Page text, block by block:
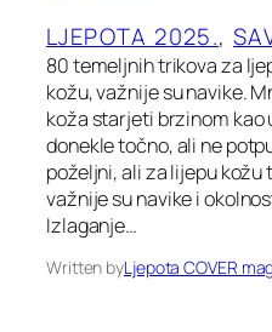
LJEPOTA 2025.,
80 temeljnih trikova za
kožu, važnije su navike.
koža starjeti brzinom kao
donekle točno, ali ne
poželjni, ali za lijepu kožu
važnije su navike i
Izlaganje…
Written byLjepota COVER